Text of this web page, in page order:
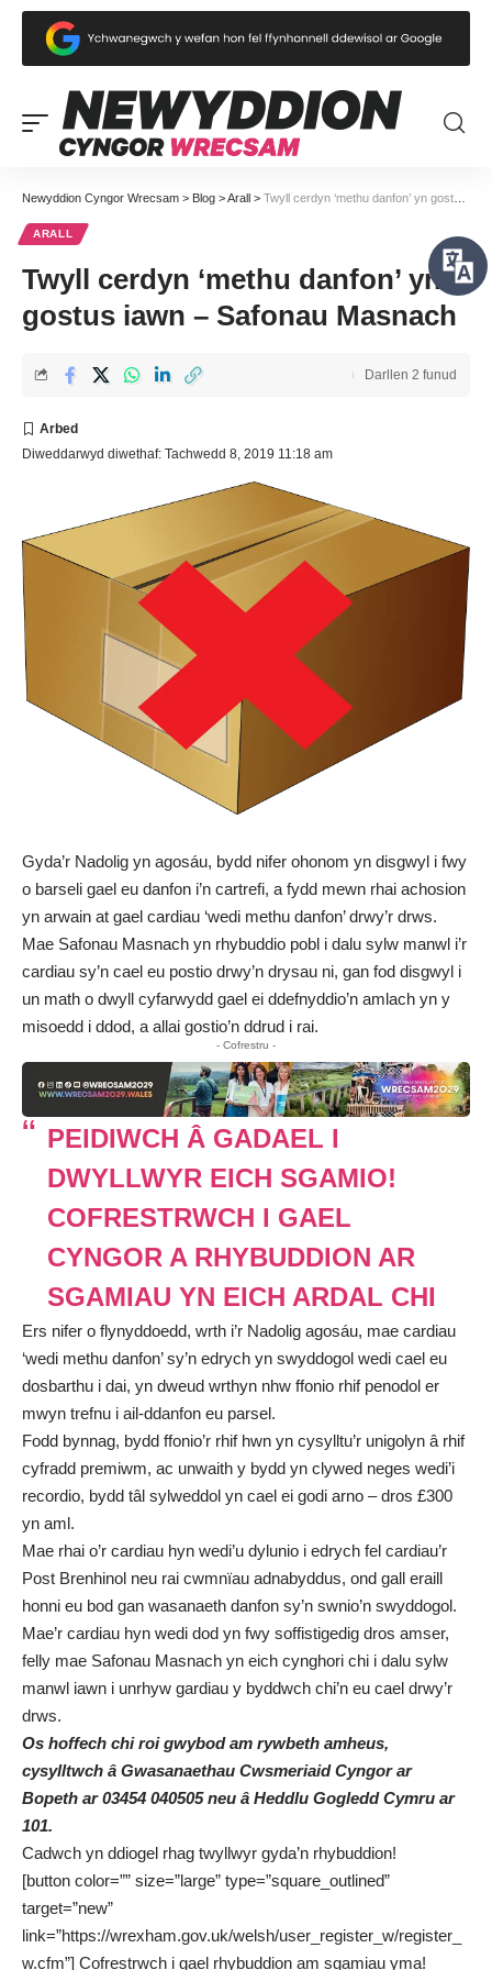
Newyddion Cyngor Wrecsam > Blog >Arall > Twyll cerdyn ‘methu danfon’ yn gostus iawn – Safonau Masnach
ARALL
Twyll cerdyn ‘methu danfon’ yn
gostus iawn – Safonau Masnach
Diweddarwyd diwethaf: Tachwedd 8, 2019 11:18 am
Darllen 2 funud
Gyda’r Nadolig yn agosáu, bydd nifer ohonom yn disgwyl i fwy
o barseli gael eu danfon i’n cartrefi, a fydd mewn rhai achosion
yn arwain at gael cardiau ‘wedi methu danfon’ drwy’r drws.
Mae Safonau Masnach yn rhybuddio pobl i dalu sylw manwl i’r
cardiau sy’n cael eu postio drwy’n drysau ni, gan fod disgwyl i
un math o dwyll cyfarwydd gael ei ddefnyddio’n amlach yn y
misoedd i ddod, a allai gostio’n ddrud i rai.
- Cofrestru -
PEIDIWCH Â GADAEL I
DWYLLWYR EICH SGAMIO!
COFRESTRWCH I GAEL
CYNGOR A RHYBUDDION AR
SGAMIAU YN EICH ARDAL CHI
Ers nifer o flynyddoedd, wrth i’r Nadolig agosáu, mae cardiau
‘wedi methu danfon’ sy’n edrych yn swyddogol wedi cael eu
dosbarthu i dai, yn dweud wrthyn nhw ffonio rhif penodol er
mwyn trefnu i ail-ddanfon eu parsel.
Fodd bynnag, bydd ffonio’r rhif hwn yn cysylltu’r unigolyn â rhif
cyfradd premiwm, ac unwaith y bydd yn clywed neges wedi’i
recordio, bydd tâl sylweddol yn cael ei godi arno – dros £300
yn aml.
Mae rhai o’r cardiau hyn wedi’u dylunio i edrych fel cardiau’r
Post Brenhinol neu rai cwmnïau adnabyddus, ond gall eraill
honni eu bod gan wasanaeth danfon sy’n swnio’n swyddogol.
Mae’r cardiau hyn wedi dod yn fwy soffistigedig dros amser,
felly mae Safonau Masnach yn eich cynghori chi i dalu sylw
manwl iawn i unrhyw gardiau y byddwch chi’n eu cael drwy’r
drws.
Os hoffech chi roi gwybod am rywbeth amheus,
cysylltwch â Gwasanaethau Cwsmeriaid Cyngor ar
Bopeth ar 03454 040505 neu â Heddlu Gogledd Cymru ar
101.
Cadwch yn ddiogel rhag twyllwyr gyda’n rhybuddion!
[button color=”” size=”large” type=”square_outlined”
target=”new”
link=”https://wrexham.gov.uk/welsh/user_register_w/register_
w.cfm”] Cofrestrwch i gael rhybuddion am sgamiau yma!